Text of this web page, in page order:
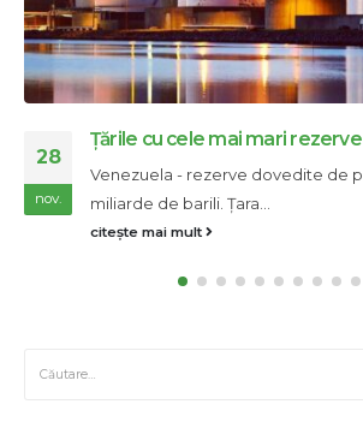
28
nov.
Reglementări internaționale
coliziunilor pe mare PARTEA E
Reglementări internaționale: Partea
EConfiscareaArticolul 38.
citește mai mult